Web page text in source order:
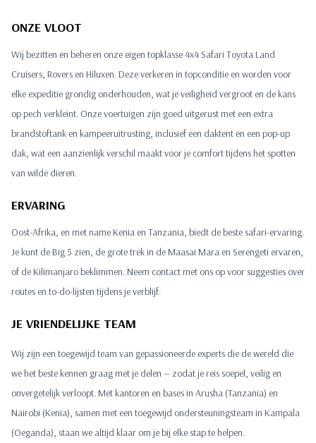
ONZE VLOOT
Wij bezitten en beheren onze eigen topklasse 4x4 Safari Toyota Land
Cruisers, Rovers en Hiluxen. Deze verkeren in topconditie en worden voor
elke expeditie grondig onderhouden, wat je veiligheid vergroot en de kans
op pech verkleint. Onze voertuigen zijn goed uitgerust met een extra
brandstoftank en kampeeruitrusting, inclusief een daktent en een pop-up
dak, wat een aanzienlijk verschil maakt voor je comfort tijdens het spotten
van wilde dieren.
ERVARING
Oost-Afrika, en met name Kenia en Tanzania, biedt de beste safari-ervaring.
Je kunt de Big 5 zien, de grote trek in de Maasai Mara en Serengeti ervaren,
of de Kilimanjaro beklimmen. Neem contact met ons op voor suggesties over
routes en to-do-lijsten tijdens je verblijf.
JE VRIENDELIJKE TEAM
Wij zijn een toegewijd team van gepassioneerde experts die de wereld die
we het beste kennen graag met je delen — zodat je reis soepel, veilig en
onvergetelijk verloopt. Met kantoren en bases in Arusha (Tanzania) en
Nairobi (Kenia), samen met een toegewijd ondersteuningsteam in Kampala
(Oeganda), staan we altijd klaar om je bij elke stap te helpen.